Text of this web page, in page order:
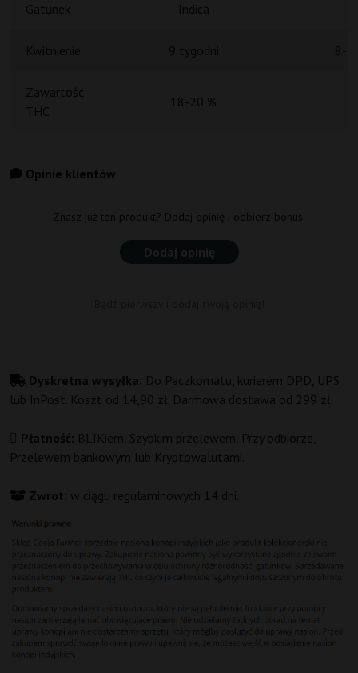
Gatunek Indica
Zawartość
THC
18-20 %
Opinie klientów
Znasz już ten produkt? Dodaj opinię i odbierz bonus.
Dodaj opinię
Dyskretna wysyłka: Do Paczkomatu, kurierem DPD, UPS
lub InPost. Koszt od 14,90 zł. Darmowa dostawa od 299 zł.
Płatność: BLIKiem, Szybkim przelewem, Przy odbiorze,
Przelewem bankowym lub Kryptowalutami.
Zwrot: w ciągu regulaminowych 14 dni.